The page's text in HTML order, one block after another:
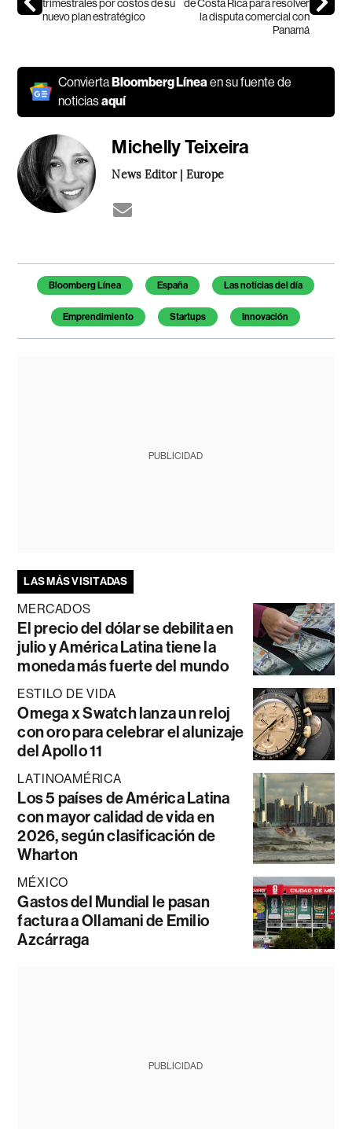
trimestrales por costos de su
nuevo plan estratégico
de Costa Rica para resolver
la disputa comercial con
Panamá
ConviertaBloomberg Línea en su fuente de
noticiasaquí
Michelly Teixeira
News Editor | Europe
Temas de este artículo
Bloomberg Línea España Las noticias del día
Emprendimiento Startups Innovación
PUBLICIDAD
LAS MÁS VISITADAS
MERCADOS
El precio del dólar se debilita en
julio y América Latina tiene la
moneda más fuerte del mundo
ESTILO DE VIDA
Omega x Swatch lanza un reloj
con oro para celebrar el alunizaje
del Apollo 11
LATINOAMÉRICA
Los 5 países de América Latina
con mayor calidad de vida en
2026, según clasificación de
Wharton
MÉXICO
Gastos del Mundial le pasan
factura a Ollamani de Emilio
Azcárraga
PUBLICIDAD